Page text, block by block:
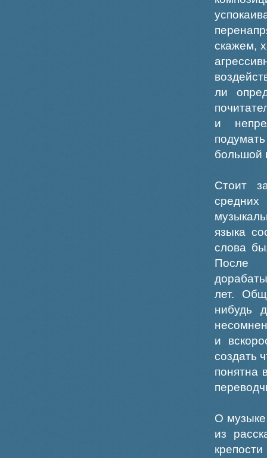
скажем,
ли
и
большой
Стоит
языка
слова
После
лет.
нибудь
и
создать
понятна
О музыке
из